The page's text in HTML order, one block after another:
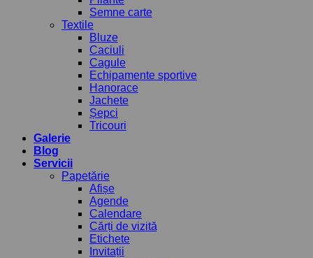
Semne carte
Textile
Bluze
Caciuli
Cagule
Echipamente sportive
Hanorace
Jachete
Șepci
Tricouri
Galerie
Blog
Servicii
Papetărie
Afișe
Agende
Calendare
Cărți de vizită
Etichete
Invitații